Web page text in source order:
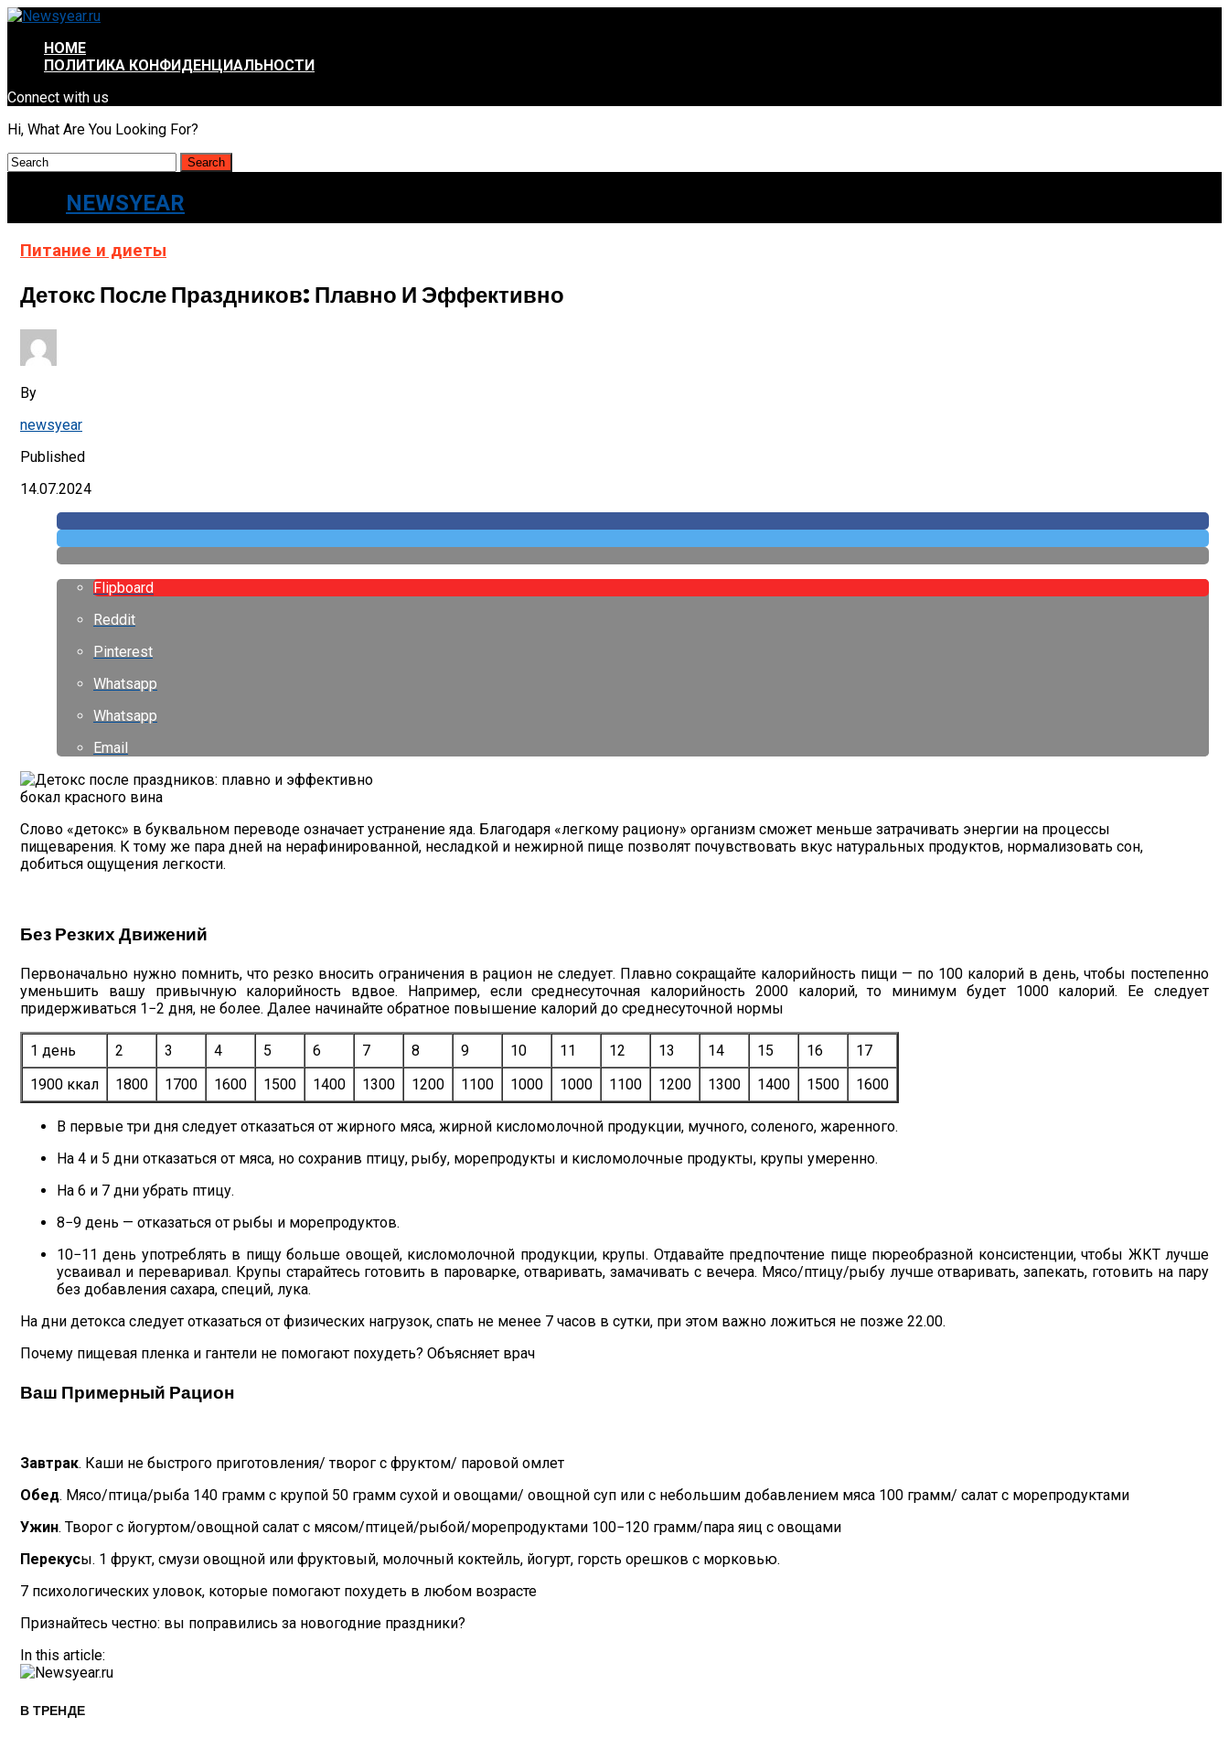
HOME
ПОЛИТИКА КОНФИДЕНЦИАЛЬНОСТИ
Connect with us
Hi, What Are You Looking For?
NEWSYEAR
Питание и диеты
Детокс После Праздников: Плавно И Эффективно
By
newsyear
Published
14.07.2024
Flipboard
Reddit
Pinterest
Whatsapp
Whatsapp
Email
бокал красного вина
Слово «детокс» в буквальном переводе означает устранение яда. Благодаря «легкому рациону» организм сможет меньше затрачивать энергии на процессы
пищеварения. К тому же пара дней на нерафинированной, несладкой и нежирной пище позволят почувствовать вкус натуральных продуктов, нормализовать сон,
добиться ощущения легкости.
Без Резких Движений
Первоначально нужно помнить, что резко вносить ограничения в рацион не следует. Плавно сокращайте калорийность пищи — по 100 калорий в день, чтобы постепенно
уменьшить вашу привычную калорийность вдвое. Например, если среднесуточная калорийность 2000 калорий, то минимум будет 1000 калорий. Ее следует
придерживаться 1−2 дня, не более. Далее начинайте обратное повышение калорий до среднесуточной нормы
1 день 2 3 4 5 6 7 8 9 10 11 12 13 14 15 16
17
1900 ккал
1800 1700 1600 1500 1400 1300 1200 1100 1000 1000 1100 1200 1300 1400 1500 1600
В первые три дня следует отказаться от жирного мяса, жирной кисломолочной продукции, мучного, соленого, жаренного.
На 4 и 5 дни отказаться от мяса, но сохранив птицу, рыбу, морепродукты и кисломолочные продукты, крупы умеренно.
На 6 и 7 дни убрать птицу.
8−9 день — отказаться от рыбы и морепродуктов.
10−11 день употреблять в пищу больше овощей, кисломолочной продукции, крупы. Отдавайте предпочтение пище пюреобразной консистенции, чтобы ЖКТ лучше
усваивал и переваривал. Крупы старайтесь готовить в пароварке, отваривать, замачивать с вечера. Мясо/птицу/рыбу лучше отваривать, запекать, готовить на пару
без добавления сахара, специй, лука.
На дни детокса следует отказаться от физических нагрузок, спать не менее 7 часов в сутки, при этом важно ложиться не позже 22.00.
Почему пищевая пленка и гантели не помогают похудеть? Объясняет врач
Ваш Примерный Рацион
Завтрак. Каши не быстрого приготовления/ творог с фруктом/ паровой омлет
Обед. Мясо/птица/рыба 140 грамм с крупой 50 грамм сухой и овощами/ овощной суп или с небольшим добавлением мяса 100 грамм/ салат с морепродуктами
Ужин. Творог с йогуртом/овощной салат с мясом/птицей/рыбой/морепродуктами 100−120 грамм/пара яиц с овощами
Перекусы. 1 фрукт, смузи овощной или фруктовый, молочный коктейль, йогурт, горсть орешков с морковью.
7 психологических уловок, которые помогают похудеть в любом возрасте
Признайтесь честно: вы поправились за новогодние праздники?
In this article:
В ТРЕНДЕ